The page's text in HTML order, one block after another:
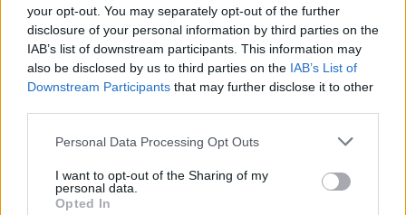
your opt-out. You may separately opt-out of the further
disclosure of your personal information by third parties on the
IAB’s list of downstream participants. This information may
also be disclosed by us to third parties on the IAB’s List of
Downstream Participants that may further disclose it to other
Please note that this website/app uses one or more Google
not limited to your visit or usage behaviour. You may click to
grant or deny consent to Google and its third-party tags to
Personal Data Processing Opt Outs
I want to opt-out of the Sharing of my
personal data.
Opted In
στόχο του 2% της Ευρωπαϊκής Κεντρικής
Τράπεζας. Οι αγορές εκτιμούν επί του παρόντος
ότι υπάρχει πιθανότητα 94% η ΕΚΤ να αυξήσει το
βασικό της επιτόκιο κατά 25 μονάδες βάσης στη